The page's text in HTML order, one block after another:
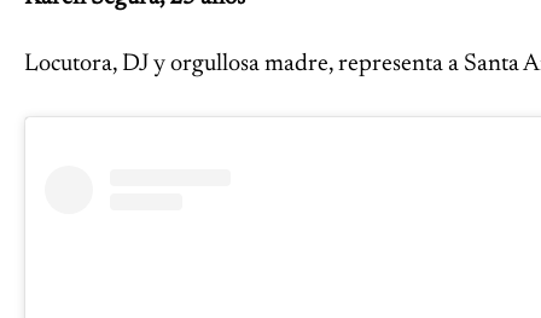
Locutora, DJ y orgullosa madre, representa a Santa